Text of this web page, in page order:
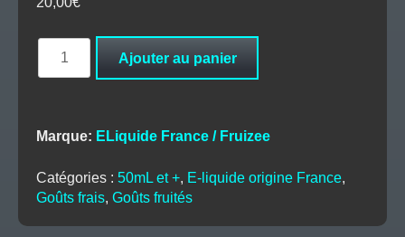
Fruizee
50ml
FRUIZEE
Ajouter au panier
Marque: ELiquide France / Fruizee
Catégories : 50mL et +, E-liquide origine France,
Goûts frais, Goûts fruités